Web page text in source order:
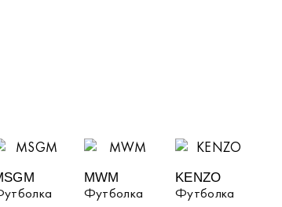
MWM
Футболка
KENZO
Футболка